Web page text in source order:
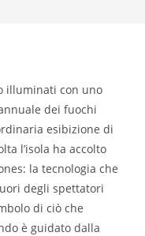
illuminati con uno
dei fuochi
esibizione di
l’isola ha accolto
la tecnologia che
degli spettatori
di ciò che
è guidato dalla